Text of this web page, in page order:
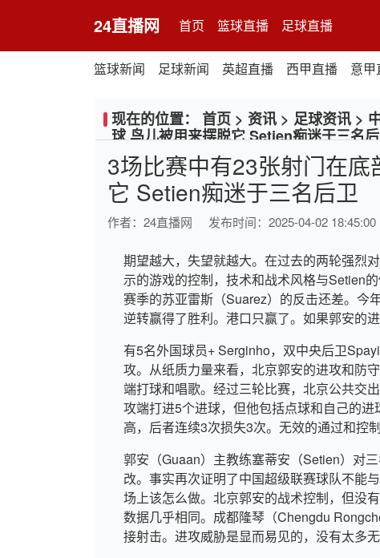
24直播网 首页 篮球直播 足球直播
篮球新闻 足球新闻 英超直播 西甲直播 意甲
现在的位置： 首页 > 资讯 > 足球资讯 >
球 鸟儿被用来摆脱它 Setien痴迷于三名
3场比赛中有23张射门在
它 Setien痴迷于三名后卫
作者： 24直播网 发布时间：2025-04-02 18:45:00
期望越大，失望就越大。在过去的两轮强烈
示的游戏的控制，技术和战术风格与Setien
赛季的苏亚雷斯（Suarez）的反击还差。今
逆转赢得了胜利。港口只赢了。如果郭安的
有5名外国球员+ Serginho，双中央后卫
攻。从纸质力量来看，北京郭安的进攻和防
端打球和唱歌。经过三轮比赛，北京公共交
攻端打进5个进球，但他包括点球和自己的
高，后者连续3次损失3次。无效的通过和控
郭安（Guaan）主教练塞蒂安（Setien）对
改。事实再次证明了中国超级联赛球队不能
场上该怎么做。北京郭安的战术控制，但没
数据几乎相同。成都隆琴（Chengdu
接射击。进攻威胁是显而易见的，没有太多